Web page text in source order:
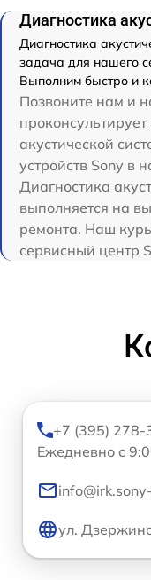
Диагностика
Диагностика
задача для нашего
Выполним быстро и
Позвоните нам и
проконсультирует
акустической
устройств Sony в
Диагностика
выполняется на
ремонта. Наш
сервисный центр
+7 (395) 278-
Ежедневно с
ул.